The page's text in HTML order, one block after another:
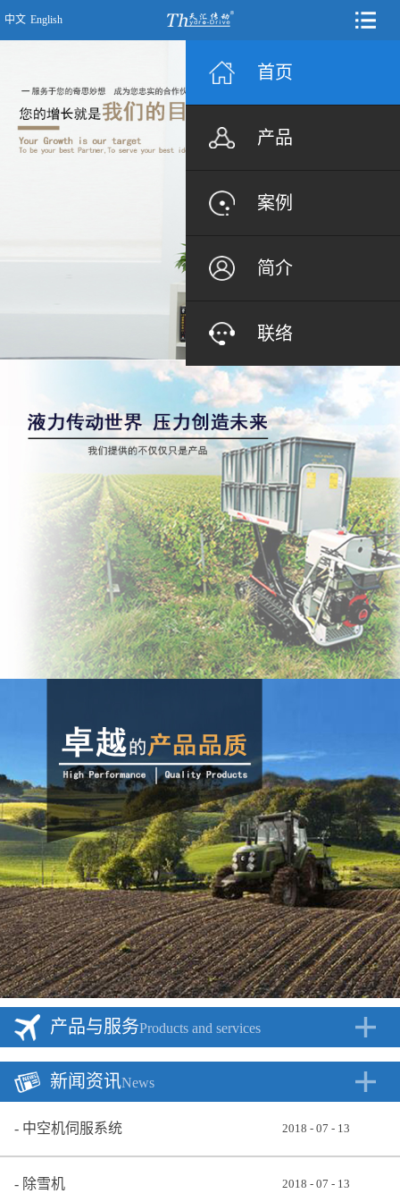
中文 English
首页
产品
案例
简介
联络
产品与服务Products and services
新闻资讯News
中空机伺服系统 2018 - 07 - 13
除雪机 2018 - 07 - 13